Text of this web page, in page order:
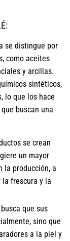
se distingue por
como aceites
y arcillas.
sintéticos,
lo que los hace
buscan una
se crean
un mayor
la producción, a
la frescura y la
que sus
sino que
a la piel y